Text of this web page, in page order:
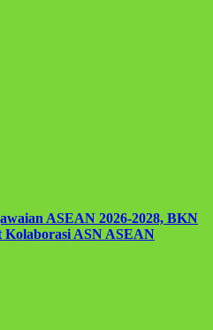
ASEAN 2026-2028, BKN
Kolaborasi ASN ASEAN